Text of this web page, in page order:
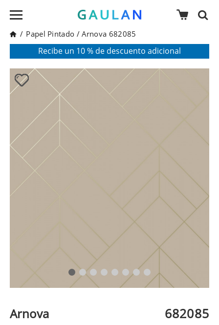
/ Papel Pintado / Arnova 682085
Pon en tu cesta el código:AGOSTO2026
Recibe un 10 % de descuento adicional
* Válido para pedidos superiores a 120€
Arnova 682085